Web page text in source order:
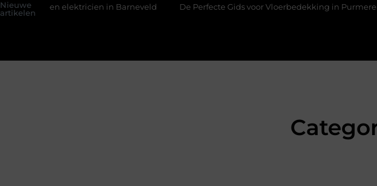
Nieuwe
artikelen
elektricien in Barneveld De Perfecte Gids voor Vloerbedekking in Purmerend